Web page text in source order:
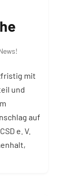
mit
und
auf
e. V.